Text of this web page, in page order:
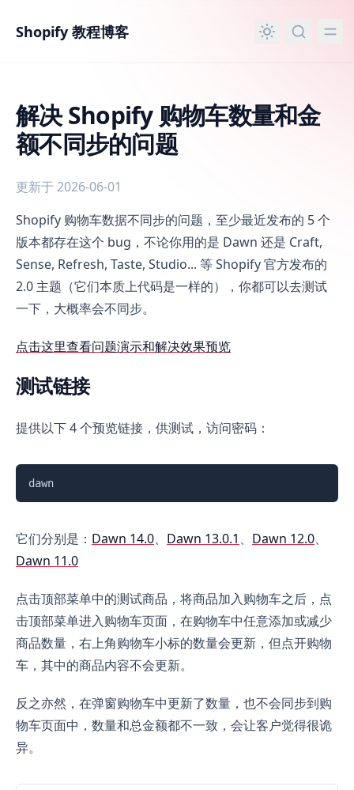
Shopify 教程博客
解决 Shopify 购物车数量和金
额不同步的问题
更新于 2026-06-01
解决 Shopify 购物车数量和金额不同步的问题
Shopify 购物车数据不同步的问题，至少最近发布的 5 个
版本都存在这个 bug，不论你用的是 Dawn 还是 Craft,
Sense, Refresh, Taste, Studio... 等 Shopify 官方发布的
2.0 主题（它们本质上代码是一样的），你都可以去测试
一下，大概率会不同步。
点击这里查看问题演示和解决效果预览
测试链接
提供以下 4 个预览链接，供测试，访问密码：
dawn
它们分别是： Dawn 14.0、 Dawn 13.0.1 、 Dawn 12.0、
Dawn 11.0
点击顶部菜单中的测试商品，将商品加入购物车之后，点
击顶部菜单进入购物车页面，在购物车中任意添加或减少
商品数量，右上角购物车小标的数量会更新，但点开购物
车，其中的商品内容不会更新。
反之亦然，在弹窗购物车中更新了数量，也不会同步到购
物车页面中，数量和总金额都不一致，会让客户觉得很诡
异。